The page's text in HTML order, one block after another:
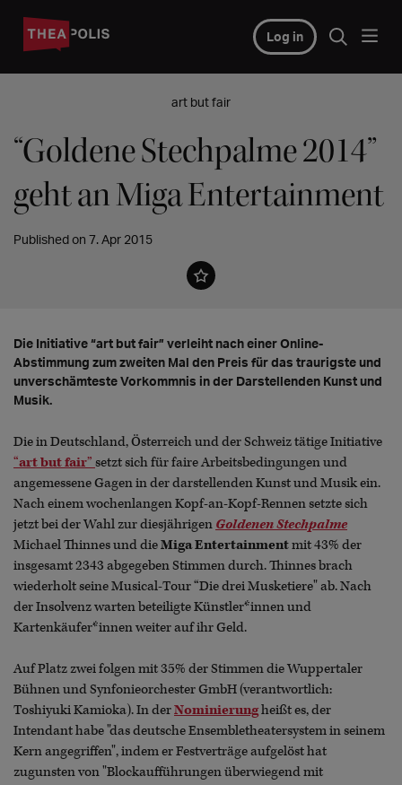
Log in
art but fair
“Goldene Stechpalme 2014”
geht an Miga Entertainment
Published on 7. Apr 2015
Die Initiative “art but fair” verleiht nach einer Online-
Abstimmung zum zweiten Mal den Preis für das traurigste und
unverschämteste Vorkommnis in der Darstellenden Kunst und
Musik.
Die in Deutschland, Österreich und der Schweiz tätige Initiative
“art but fair” setzt sich für faire Arbeitsbedingungen und
angemessene Gagen in der darstellenden Kunst und Musik ein.
Nach einem wochenlangen Kopf-an-Kopf-Ren­nen setzte sich
jetzt bei der Wahl zur diesjährigen Goldenen Stechpalme
Michael Thinnes und dieMiga Entertainmentmit 43% der
insgesamt 2343 abgegeben Stimmen durch. Thinnes brach
wiederholt seine Musical-Tour “Die drei Musketiere" ab. Nach
der Insolvenz warten beteiligte Künstler*innen und
Kartenkäufer*innen weiter auf ihr Geld.
Auf Platz zwei folgen mit 35% der Stimmen die Wuppertaler
Bühnen und Synfonieorchester GmbH (verantwortlich:
Toshiyuki Kamioka). In derNominierungheißt es, der
Intendant habe "das deutsche Ensembletheatersystem in seinem
Kern angegriffen", indem er Festverträge aufgelöst hat
zugunsten von "Blockaufführungen überwiegend mit